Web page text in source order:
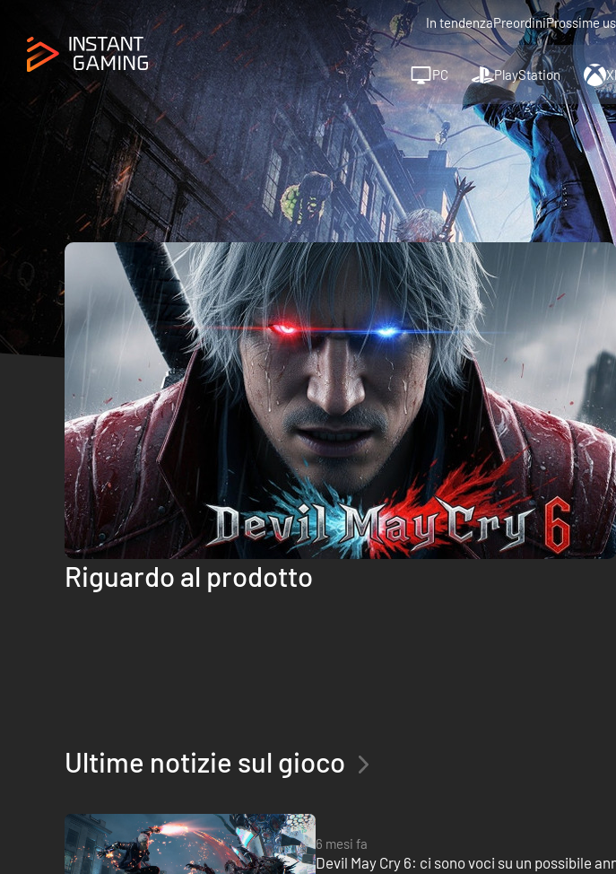
In tendenzaPreordiniProssime
PC PlayStation
Riguardo al prodotto
Ultime notizie sul gioco
6 mesi fa
Devil May Cry 6: ci sono voci su un possibile